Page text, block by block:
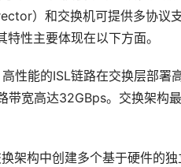
）和交换机可提供多协议
性主要体现在以下方面。
性能的ISL链路在交换层部署
宽高达32GBps。交换架构
架构中创建多个基于硬件的